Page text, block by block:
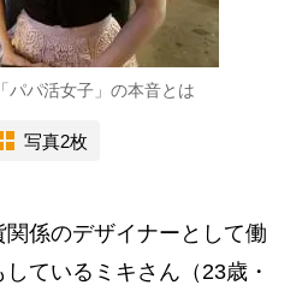
パパ活女子」の本音とは
写真2枚
係のデザイナーとして働
ているミキさん（23歳・